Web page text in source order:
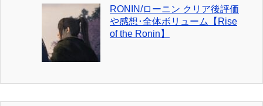
RONIN/ローニン クリア後評価
や感想･全体ボリューム【Rise
of the Ronin】